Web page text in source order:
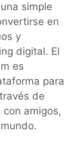
simple
en
y
digital. El
es
para
de
amigos,